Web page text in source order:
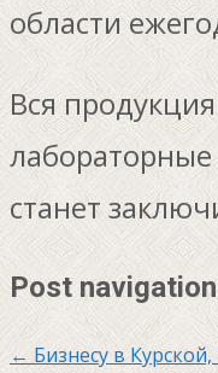
области
Вся
станет
Post navigation
← Бизнесу в